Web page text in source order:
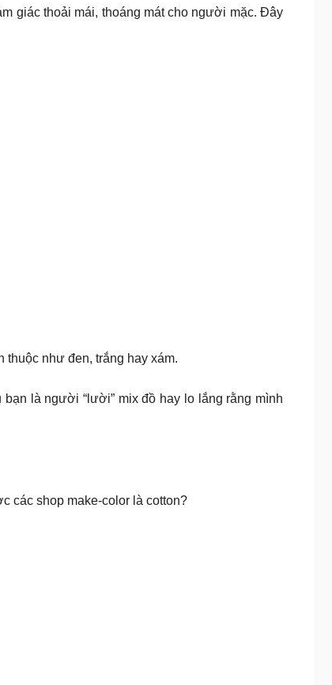
giác thoải mái, thoáng mát cho người mặc. Đây
thuộc như đen, trắng hay xám.
là người “lười” mix đồ hay lo lắng rằng mình
các shop make-color là cotton?